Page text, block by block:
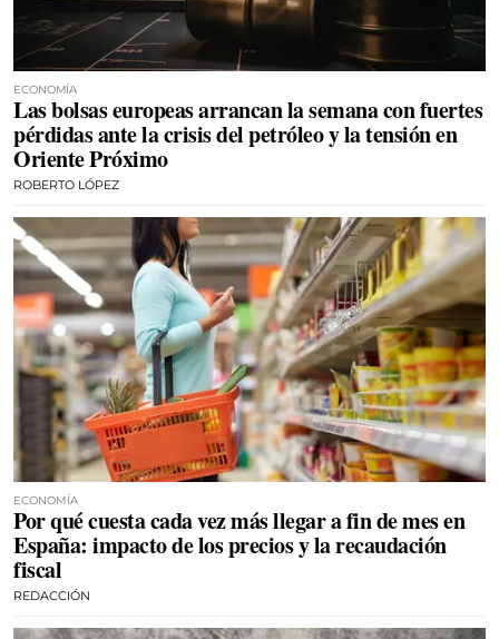
ECONOMÍA
Las bolsas europeas arrancan la semana con fuertes
pérdidas ante la crisis del petróleo y la tensión en
Oriente Próximo
ROBERTO LÓPEZ
ECONOMÍA
Por qué cuesta cada vez más llegar a fin de mes en
España: impacto de los precios y la recaudación
fiscal
REDACCIÓN